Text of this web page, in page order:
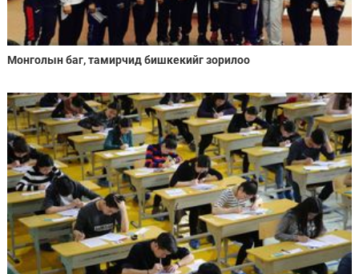
Монголын баг, тамирчид бишкекийг зорилоо